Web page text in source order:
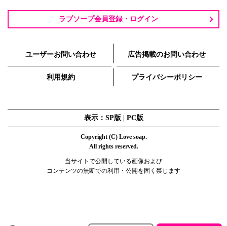
ラブソープ会員登録・ログイン
ユーザーお問い合わせ 広告掲載のお問い合わせ
利用規約 プライバシーポリシー
表示：SP版 | PC版
Copyright (C) Love soap.
All rights reserved.
当サイトで公開している画像および
コンテンツの無断での利用・公開を固く禁じます